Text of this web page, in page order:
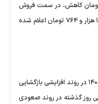
قیمت دلار توافقی (حواله) با ۱۰۲ تومان کاهش، در سمت فروش
۱۴۷ هزار و ۸۸ تومان و در سمت خرید ۱۴۵ هزار و ۷۶۴ تومان اعلام شده
قیمت طلا و سکه امروز دوشنبه ۱۱ خرداد ۱۴۰۵ در روند افزایشی بازگشایی
روز گذشته در روند صعودی